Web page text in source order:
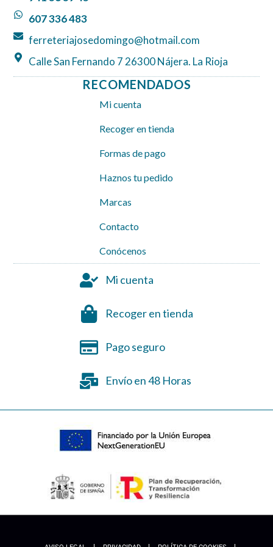
607 336 483
ferreteriajosedomingo@hotmail.com
Calle San Fernando 7 26300 Nájera. La Rioja
RECOMENDADOS
Mi cuenta
Recoger en tienda
Formas de pago
Haznos tu pedido
Marcas
Contacto
Conócenos
Mi cuenta
Recoger en tienda
Pago seguro
Envío en 48 Horas